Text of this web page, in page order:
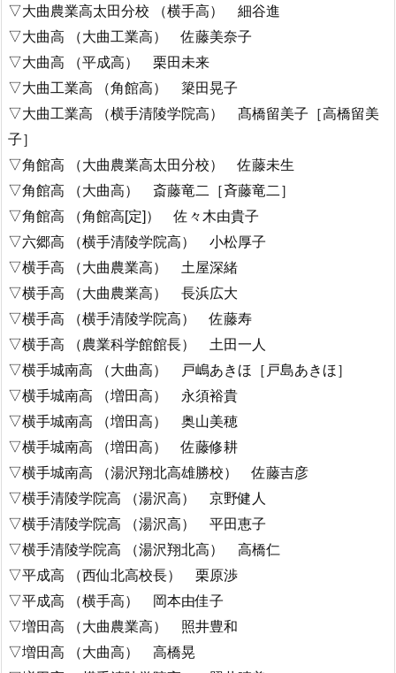
▽大曲農業高太田分校 （横手高） 細谷進
▽大曲高 （大曲工業高） 佐藤美奈子
▽大曲高 （平成高） 栗田未来
▽大曲工業高 （角館高） 簗田晃子
▽大曲工業高 （横手清陵学院高） 髙橋留美子［高橋留美
子］
▽角館高 （大曲農業高太田分校） 佐藤未生
▽角館高 （大曲高） 斎藤竜二［斉藤竜二］
▽角館高 （角館高[定]） 佐々木由貴子
▽六郷高 （横手清陵学院高） 小松厚子
▽横手高 （大曲農業高） 土屋深緒
▽横手高 （大曲農業高） 長浜広大
▽横手高 （横手清陵学院高） 佐藤寿
▽横手高 （農業科学館館長） 土田一人
▽横手城南高 （大曲高） 戸嶋あきほ［戸島あきほ］
▽横手城南高 （増田高） 永須裕貴
▽横手城南高 （増田高） 奥山美穂
▽横手城南高 （増田高） 佐藤修耕
▽横手城南高 （湯沢翔北高雄勝校） 佐藤吉彦
▽横手清陵学院高 （湯沢高） 京野健人
▽横手清陵学院高 （湯沢高） 平田恵子
▽横手清陵学院高 （湯沢翔北高） 高橋仁
▽平成高 （西仙北高校長） 栗原渉
▽平成高 （横手高） 岡本由佳子
▽増田高 （大曲農業高） 照井豊和
▽増田高 （大曲高） 高橋晃